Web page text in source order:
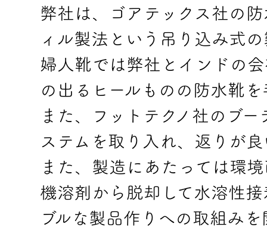
弊社は、ゴアテックス社の
ィル製法という吊り込み式
婦人靴では弊社とインドの
の出るヒールものの防水靴
また、フットテクノ社のブ
ステムを取り入れ、返りが
また、製造にあたっては環
機溶剤から脱却して水溶性
ブルな製品作りへの取組みを